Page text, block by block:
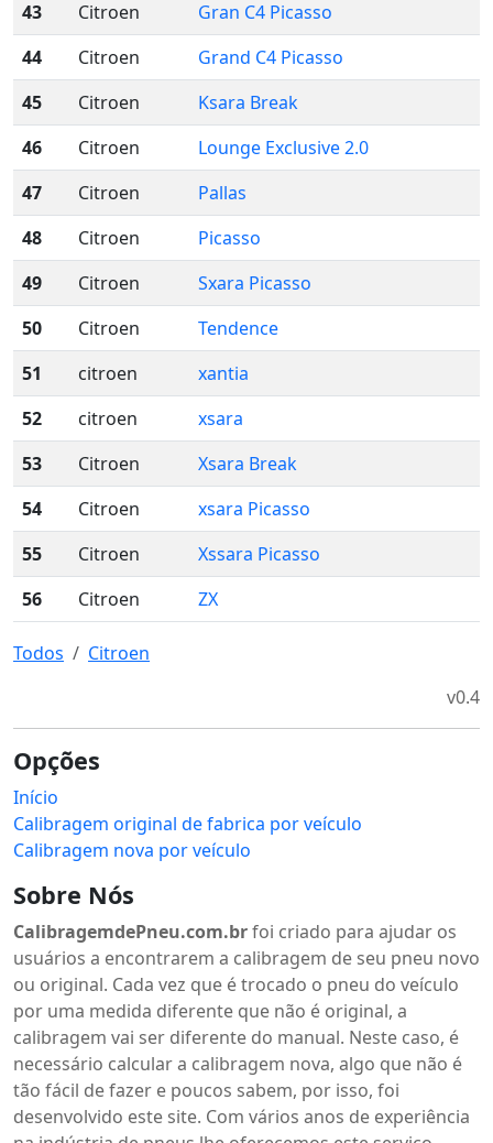
43
Citroen
Gran C4 Picasso
44
Citroen
Grand C4 Picasso
45
Citroen
Ksara Break
46
Citroen
Lounge Exclusive 2.0
47
Citroen
Pallas
48
Citroen
Picasso
49
Citroen
Sxara Picasso
50
Citroen
Tendence
51
citroen
xantia
52
citroen
xsara
53
Citroen
Xsara Break
54
Citroen
xsara Picasso
55
Citroen
Xssara Picasso
56
Citroen ZX
Todos
Citroen
v0.4
Opções
Início
Calibragem original de fabrica por veículo
Calibragem nova por veículo
Sobre Nós
CalibragemdePneu.com.brfoi criado para ajudar os
usuários a encontrarem a calibragem de seu pneu novo
ou original. Cada vez que é trocado o pneu do veículo
por uma medida diferente que não é original, a
calibragem vai ser diferente do manual. Neste caso, é
necessário calcular a calibragem nova, algo que não é
tão fácil de fazer e poucos sabem, por isso, foi
desenvolvido este site. Com vários anos de experiência